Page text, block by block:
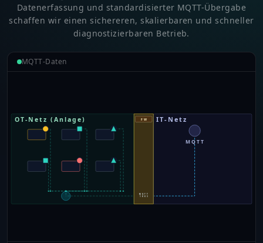
Datenerfassung und standardisierter MQTT-Übergabe
schaffen wir einen sichereren, skalierbaren und schneller
diagnostizierbaren Betrieb.
MQTT-Daten
OT-Netz (Anlage) IT-Netz
FW
MQTT
1883
MQTT